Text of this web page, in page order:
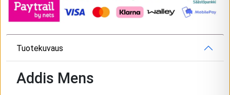
Tuotekuvaus
Addis Mens